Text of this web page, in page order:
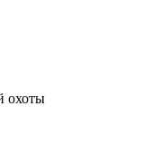
охоты